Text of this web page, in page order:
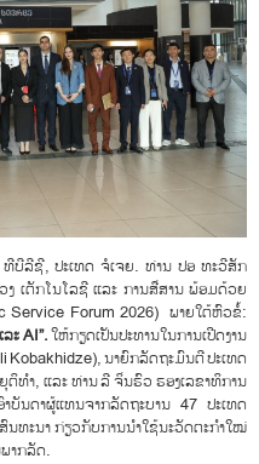
ບີລີຊີ, ປະເທດ ຈໍເຈຍ. ທ່ານ ປອ ທະວີສັກ
ເຕັກໂນໂລຊີ ແລະ ການສື່ສານ ພ້ອມດ້ວຍ
Service Forum 2026) ພາຍໃຕ້ຫົວຂໍ້:
ະAI”.ໃຫ້ກຽດເປັນປະທານໃນການເປີດງານ
Kobakhidze), ນາຍົກລັດຖະມົນຕີ ປະເທດ
ຕິທຳ, ແລະ ທ່ານ ລີ ຈິ່ນຮົວ ຮອງເລຂາທິການ
າບັນດາຜູ້ແທນຈາກລັດຖະບານ 47 ປະເທດ
ທະນາ ກ່ຽວກັບການນໍາໃຊ້ນະວັດຕະກຳໃໝ່
າກລັດ.